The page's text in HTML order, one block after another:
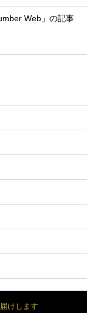
Web」の記事
けします